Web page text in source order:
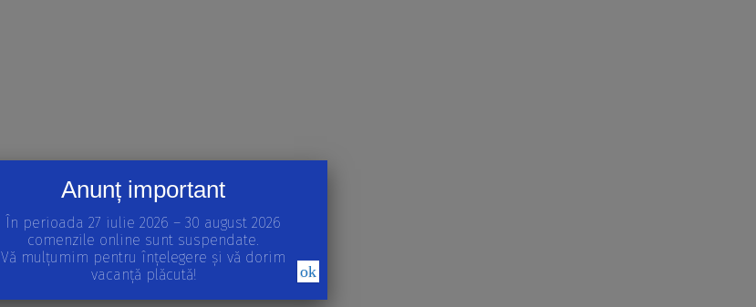
Anunț important
În perioada 27 iulie 2026 – 30 august 2026
comenzile online sunt suspendate.
Vă mulțumim pentru înțelegere și vă dorim
vacanță plăcută!
ok